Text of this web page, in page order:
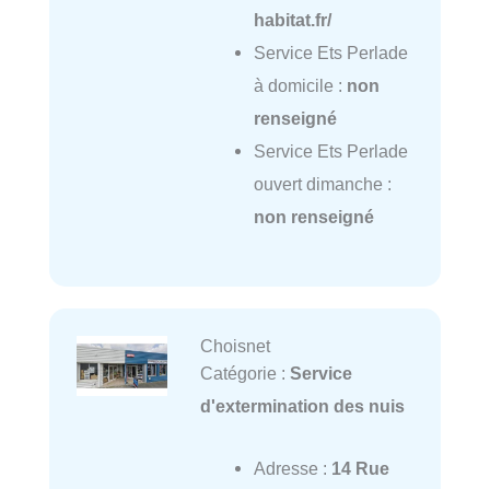
habitat.fr/
Service Ets Perlade
à domicile : non
renseigné
Service Ets Perlade
ouvert dimanche :
non renseigné
Choisnet
Catégorie : Service
d'extermination des nuis
Adresse : 14 Rue